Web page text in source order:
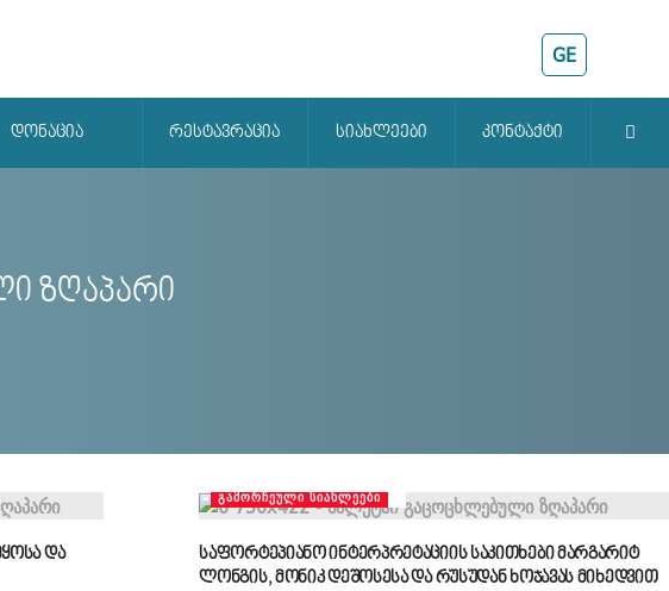
GE
დონაცია რესტავრაცია სიახლეები კონტაქტი
ზღაპარი
და
ᲒᲐᲛᲝᲠᲩᲔᲣᲚᲘ ᲡᲘᲐᲮᲚᲔᲔᲑᲘ
საფორტეპიანო ინტერპრეტაციის საკითხები მარგარიტ
ლონგის, მონიკ დეშოსესა და რუსუდან ხოჯავას მიხედვით